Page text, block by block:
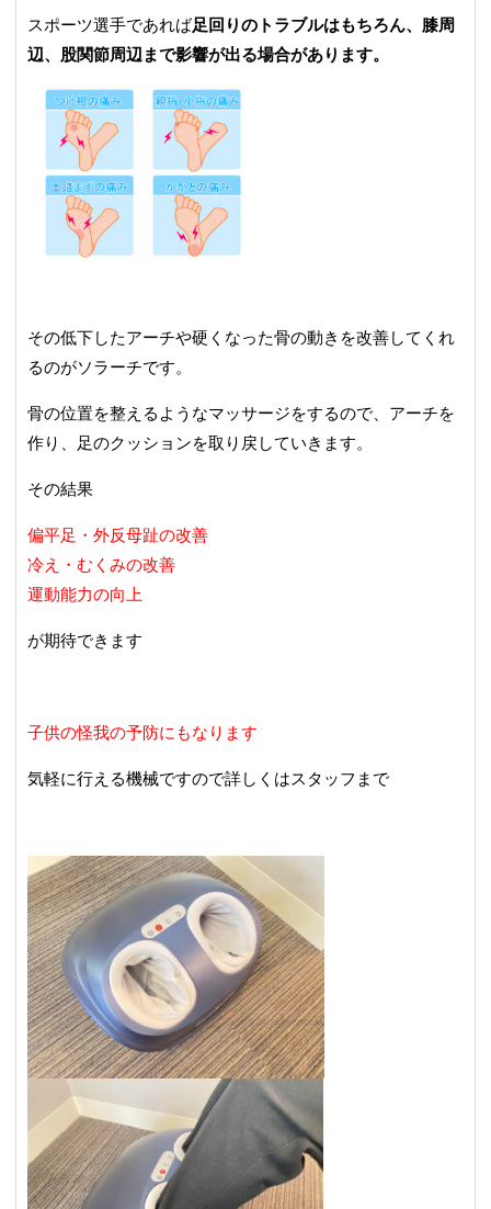
スポーツ選手であれば足回りのトラブルはもちろん、膝周
辺、股関節周辺まで影響が出る場合があります。
その低下したアーチや硬くなった骨の動きを改善してくれ
るのがソラーチです。
骨の位置を整えるようなマッサージをするので、アーチを
作り、足のクッションを取り戻していきます。
その結果
偏平足・外反母趾の改善
冷え・むくみの改善
運動能力の向上
が期待できます
子供の怪我の予防にもなります
気軽に行える機械ですので詳しくはスタッフまで